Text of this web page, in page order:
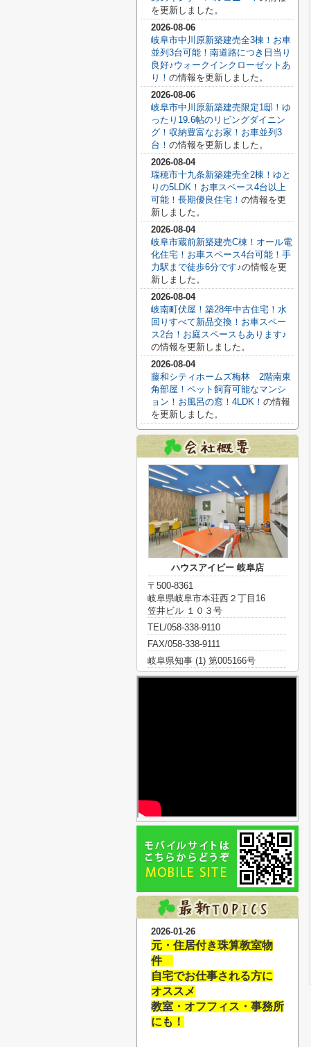
を更新しました。
2026-08-06
岐阜市中川原新築建売全3棟！お車
並列3台可能！南道路につき日当り
良好♪ウォークインクローゼットあ
り！ の情報を更新しました。
2026-08-06
岐阜市中川原新築建売限定1邸！ゆ
ったり19.6帖のリビングダイニン
グ！収納豊富なお家！お車並列3
台！ の情報を更新しました。
2026-08-04
瑞穂市十九条新築建売全2棟！ゆと
りの5LDK！お車スペース4台以上
可能！長期優良住宅！ の情報を更
新しました。
2026-08-04
岐阜市蔵前新築建売C棟！オール電
化住宅！お車スペース4台可能！手
力駅まで徒歩6分です♪の情報を更
新しました。
2026-08-04
岐南町伏屋！築28年中古住宅！水
回りすべて新品交換！お車スペー
ス2台！お庭スペースもあります♪
の情報を更新しました。
2026-08-04
藤和シティホームズ梅林 2階南東
角部屋！ペット飼育可能なマンシ
ョン！お風呂の窓！4LDK！ の情報
を更新しました。
ハウスアイビー 岐阜店
〒500-8361
岐阜県岐阜市本荘西２丁目16
笠井ビル １０３号
TEL/058-338-9110
FAX/058-338-9111
岐阜県知事 (1) 第005166号
2026-01-26
元・住居付き珠算教室物
件
自宅でお仕事される方に
オススメ
教室・オフフィス・事務所
にも！